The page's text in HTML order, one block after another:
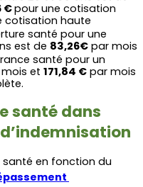
€ pour une cotisation
cotisation haute
santé pour une
est de 83,26€ par mois
santé pour un
et 171,84 € par mois
santé dans
santé en fonction du